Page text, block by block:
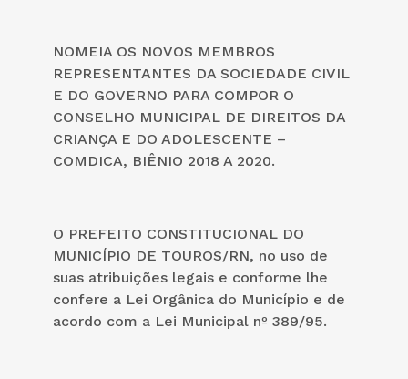
NOMEIA OS NOVOS MEMBROS
REPRESENTANTES DA SOCIEDADE CIVIL
E DO GOVERNO PARA COMPOR O
CONSELHO MUNICIPAL DE DIREITOS DA
CRIANÇA E DO ADOLESCENTE –
COMDICA, BIÊNIO 2018 A 2020.
O PREFEITO CONSTITUCIONAL DO
MUNICÍPIO DE TOUROS/RN, no uso de
suas atribuições legais e conforme lhe
confere a Lei Orgânica do Município e de
acordo com a Lei Municipal nº 389/95.